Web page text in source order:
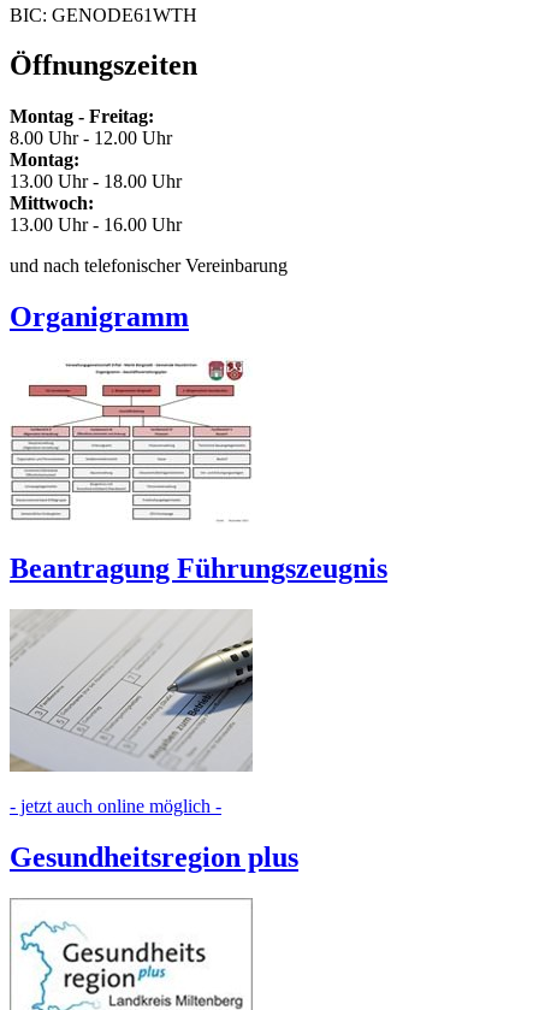
BIC: GENODE61WTH
Öffnungszeiten
Montag - Freitag:
8.00 Uhr - 12.00 Uhr
Montag:
13.00 Uhr - 18.00 Uhr
Mittwoch:
13.00 Uhr - 16.00 Uhr
und nach telefonischer Vereinbarung
Organigramm
Beantragung Führungszeugnis
- jetzt auch online möglich -
Gesundheitsregion plus